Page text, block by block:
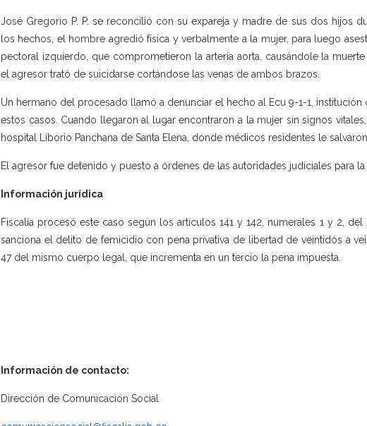
José Gregorio P. P. se reconcilió con su expareja y madre de sus dos hijos
los hechos, el hombre agredió física y verbalmente a la mujer, para luego
pectoral izquierdo, que comprometieron la arteria aorta, causándole la
el agresor trató de suicidarse cortándose las venas de ambos brazos.
Un hermano del procesado llamó a denunciar el hecho al Ecu 9-1-1,
estos casos. Cuando llegaron al lugar encontraron a la mujer sin signos
hospital Liborio Panchana de Santa Elena, donde médicos residentes le salvaron
El agresor fue detenido y puesto a órdenes de las autoridades judiciales para la
Información jurídica
Fiscalía procesó este caso según los artículos 141 y 142, numerales 1 y 2,
sanciona el delito de femicidio con pena privativa de libertad de veintidós a
47 del mismo cuerpo legal, que incrementa en un tercio la pena impuesta.
Información de contacto:
Dirección de Comunicación Social